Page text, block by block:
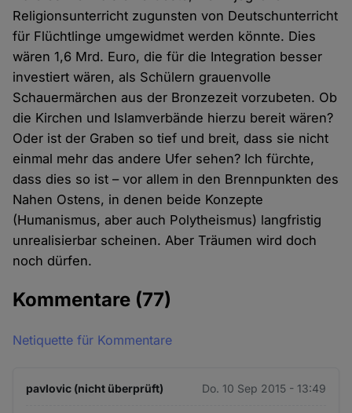
Religionsunterricht zugunsten von Deutschunterricht
für Flüchtlinge umgewidmet werden könnte. Dies
wären 1,6 Mrd. Euro, die für die Integration besser
investiert wären, als Schülern grauenvolle
Schauermärchen aus der Bronzezeit vorzubeten. Ob
die Kirchen und Islamverbände hierzu bereit wären?
Oder ist der Graben so tief und breit, dass sie nicht
einmal mehr das andere Ufer sehen? Ich fürchte,
dass dies so ist – vor allem in den Brennpunkten des
Nahen Ostens, in denen beide Konzepte
(Humanismus, aber auch Polytheismus) langfristig
unrealisierbar scheinen. Aber Träumen wird doch
noch dürfen.
Kommentare (77)
Netiquette für Kommentare
pavlovic (nicht überprüft) Do. 10 Sep 2015 - 13:49